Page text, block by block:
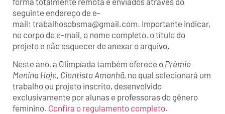
seguinte endereço de e-
mail: trabalhosobsma@gmail.com. Importante indicar,
no corpo do e-mail, o nome completo, o título do
projeto e não esquecer de anexar o arquivo.
Neste ano, a Olimpíada também oferece o Prêmio
Menina Hoje, Cientista Amanhã, no qual selecionará um
trabalho ou projeto inscrito, desenvolvido
exclusivamente por alunas e professoras do gênero
feminino. Confira o regulamento completo.